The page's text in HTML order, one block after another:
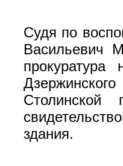
Судя по
Васильевич
здания.